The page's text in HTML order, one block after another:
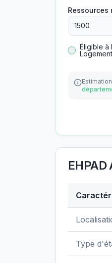
Ressources
Éligible à
Type